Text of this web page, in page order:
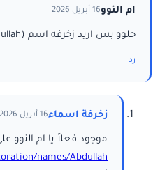
ام النوو16 أبريل 2026
حلوو بس اريد زخرفه اسم (Abdullah) احلى بعد
رد
زخرفة اسماء16 أبريل 2026
موجود فعلاً يا ام النوو
names/Abdullah/